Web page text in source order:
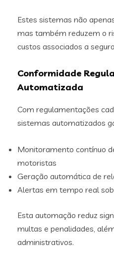
Estes sistemas não
mas também reduzem o
custos associados a
Conformidade
Automatizada
Com regulamentações
sistemas automatizados
Monitoramento contínuo
motoristas
Geração automática de
Alertas em tempo real
Esta automação reduz
multas e penalidades,
administrativos.